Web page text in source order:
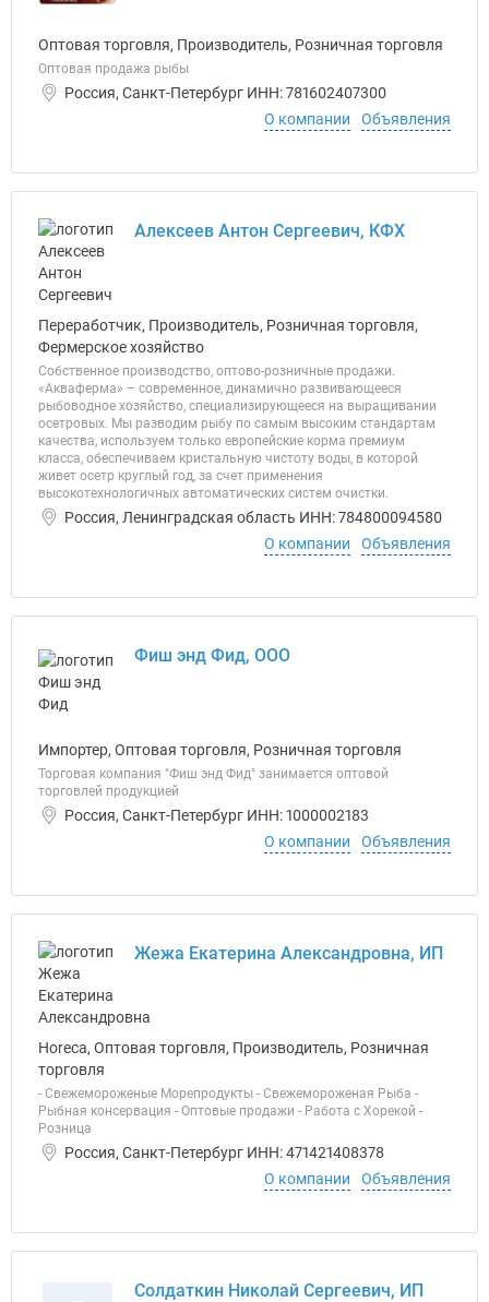
Оптовая торговля, Производитель, Розничная торговля
Оптовая продажа рыбы
Россия, Санкт-Петербург ИНН: 781602407300
О компании
Объявления
Алексеев Антон Сергеевич, КФХ
Переработчик, Производитель, Розничная торговля,
Фермерское хозяйство
Собственное производство, оптово-розничные продажи.
«Акваферма» – современное, динамично развивающееся
рыбоводное хозяйство, специализирующееся на выращивании
осетровых. Мы разводим рыбу по самым высоким стандартам
качества, используем только европейские корма премиум
класса, обеспечиваем кристальную чистоту воды, в которой
живет осетр круглый год, за счет применения
высокотехнологичных автоматических систем очистки.
Россия, Ленинградская область ИНН: 784800094580
О компании
Объявления
Фиш энд Фид, ООО
Импортер, Оптовая торговля, Розничная торговля
Торговая компания "Фиш энд Фид" занимается оптовой
торговлей продукцией
Россия, Санкт-Петербург ИНН: 1000002183
О компании
Объявления
Жежа Екатерина Александровна, ИП
Horeca, Оптовая торговля, Производитель, Розничная
торговля
- Свежемороженые Морепродукты - Свежемороженая Рыба -
Рыбная консервация - Оптовые продажи - Работа с Хорекой -
Розница
Россия, Санкт-Петербург ИНН: 471421408378
О компании
Объявления
Солдаткин Николай Сергеевич, ИП